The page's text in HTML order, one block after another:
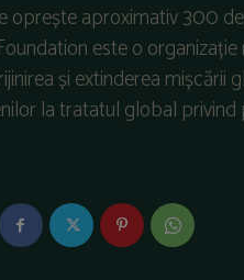
oprește aproximativ 300
este o
și extinderea mișcării
la tratatul global